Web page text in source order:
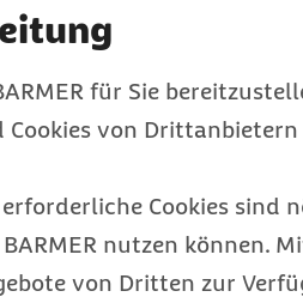
für Sie
Cookies von Drittanbietern
Cookies sind
nutzen können.
von Dritten zur
Ein